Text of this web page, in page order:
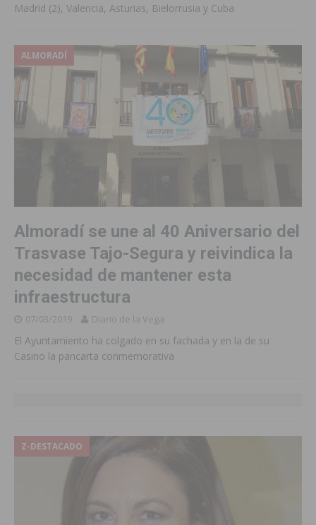
Madrid (2), Valencia, Asturias, Bielorrusia y Cuba
ALMORADÍ
Almoradí se une al 40 Aniversario del
Trasvase Tajo-Segura y reivindica la
necesidad de mantener esta
infraestructura
07/03/2019 Diario de la Vega
El Ayuntamiento ha colgado en su fachada y en la de su
Casino la pancarta conmemorativa
Z-DESTACADO